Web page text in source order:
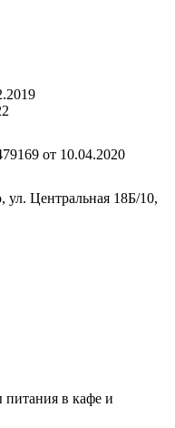
от 10.04.2020
Центральная 18Б/10,
питания в кафе и